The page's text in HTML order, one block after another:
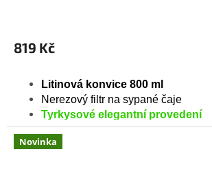
je
hvězdiček.
819 Kč
Litinová konvice 800 ml
Nerezový filtr na sypané čaje
Tyrkysové elegantní provedení
Novinka